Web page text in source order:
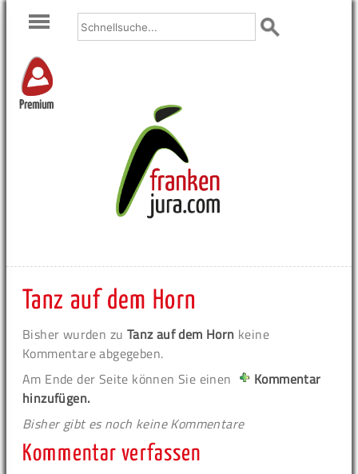
Premium
Tanz auf dem Horn
Bisher wurden zu Tanz auf dem Horn keine
Kommentare abgegeben.
Am Ende der Seite können Sie einen
Kommentar
hinzufügen.
Bisher gibt es noch keine Kommentare
Kommentar verfassen